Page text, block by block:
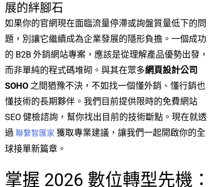
展的絆腳石
如果你的官網現在面臨流量停滯或詢盤質量低下的問
題，別讓它繼續成為企業發展的隱形負擔。一個成功
的 B2B 外銷網站專案，應該是從理解產品優勢出發，
而非單純的程式碼堆砌。與其在眾多網頁設計公司
SOHO 之間猶豫不決，不如找一個懂外銷、懂行銷也
懂技術的長期夥伴。我們目前提供限時的免費網站
SEO 健檢諮詢，幫你找出目前的技術斷點。現在就透
過 聯繫智匯家 獲取專業建議，讓我們一起開啟你的全
球接單新篇章。
掌握 2026 數位轉型先機：